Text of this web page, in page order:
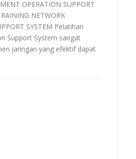
OPERATION SUPPORT
NETWORK
SYSTEM Pelatihan
Support System sangat
jaringan yang efektif dapat